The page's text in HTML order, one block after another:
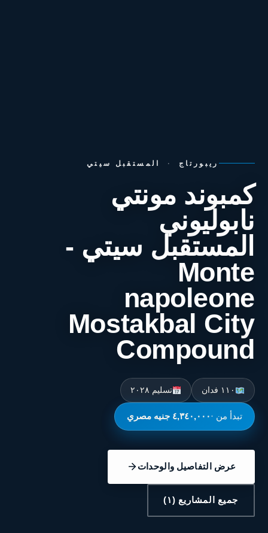
ريبورتاج · المستقبل سيتي
كمبوند مونتي
نابوليوني
المستقبل سيتي -
Monte
napoleone
Mostakbal City
Compound
١١٠ فدان تسليم ٢٠٢٨
تبدأ من ·٤,٣٤٠,٠٠٠ جنيه مصري
عرض التفاصيل والوحدات
جميع المشاريع (١)